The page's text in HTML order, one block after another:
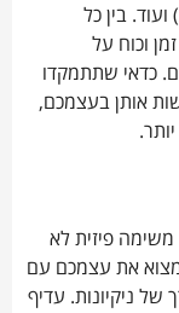
בין כל
וכוח על
כדאי שתתמקדו
אותן בעצמכם,
משימה פיזית לא
את עצמכם עם
של ניקיונות. עדיף